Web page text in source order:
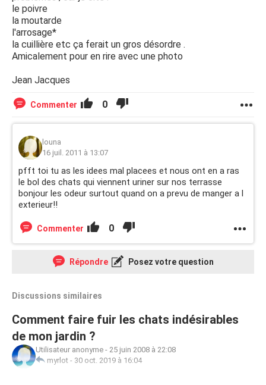
le poivre
la moutarde
l'arrosage*
la cuillière etc ça ferait un gros désordre .
Amicalement pour en rire avec une photo
Jean Jacques
Commenter 0
louna
16 juil. 2011 à 13:07
pfft toi tu as les idees mal placees et nous ont en a ras
le bol des chats qui viennent uriner sur nos terrasse
bonjour les odeur surtout quand on a prevu de manger a l
exterieur!!
Commenter 0
Répondre Posez votre question
Discussions similaires
Comment faire fuir les chats indésirables
de mon jardin ?
Utilisateur anonyme - 25 juin 2008 à 22:08
myrlot - 30 oct. 2019 à 16:04